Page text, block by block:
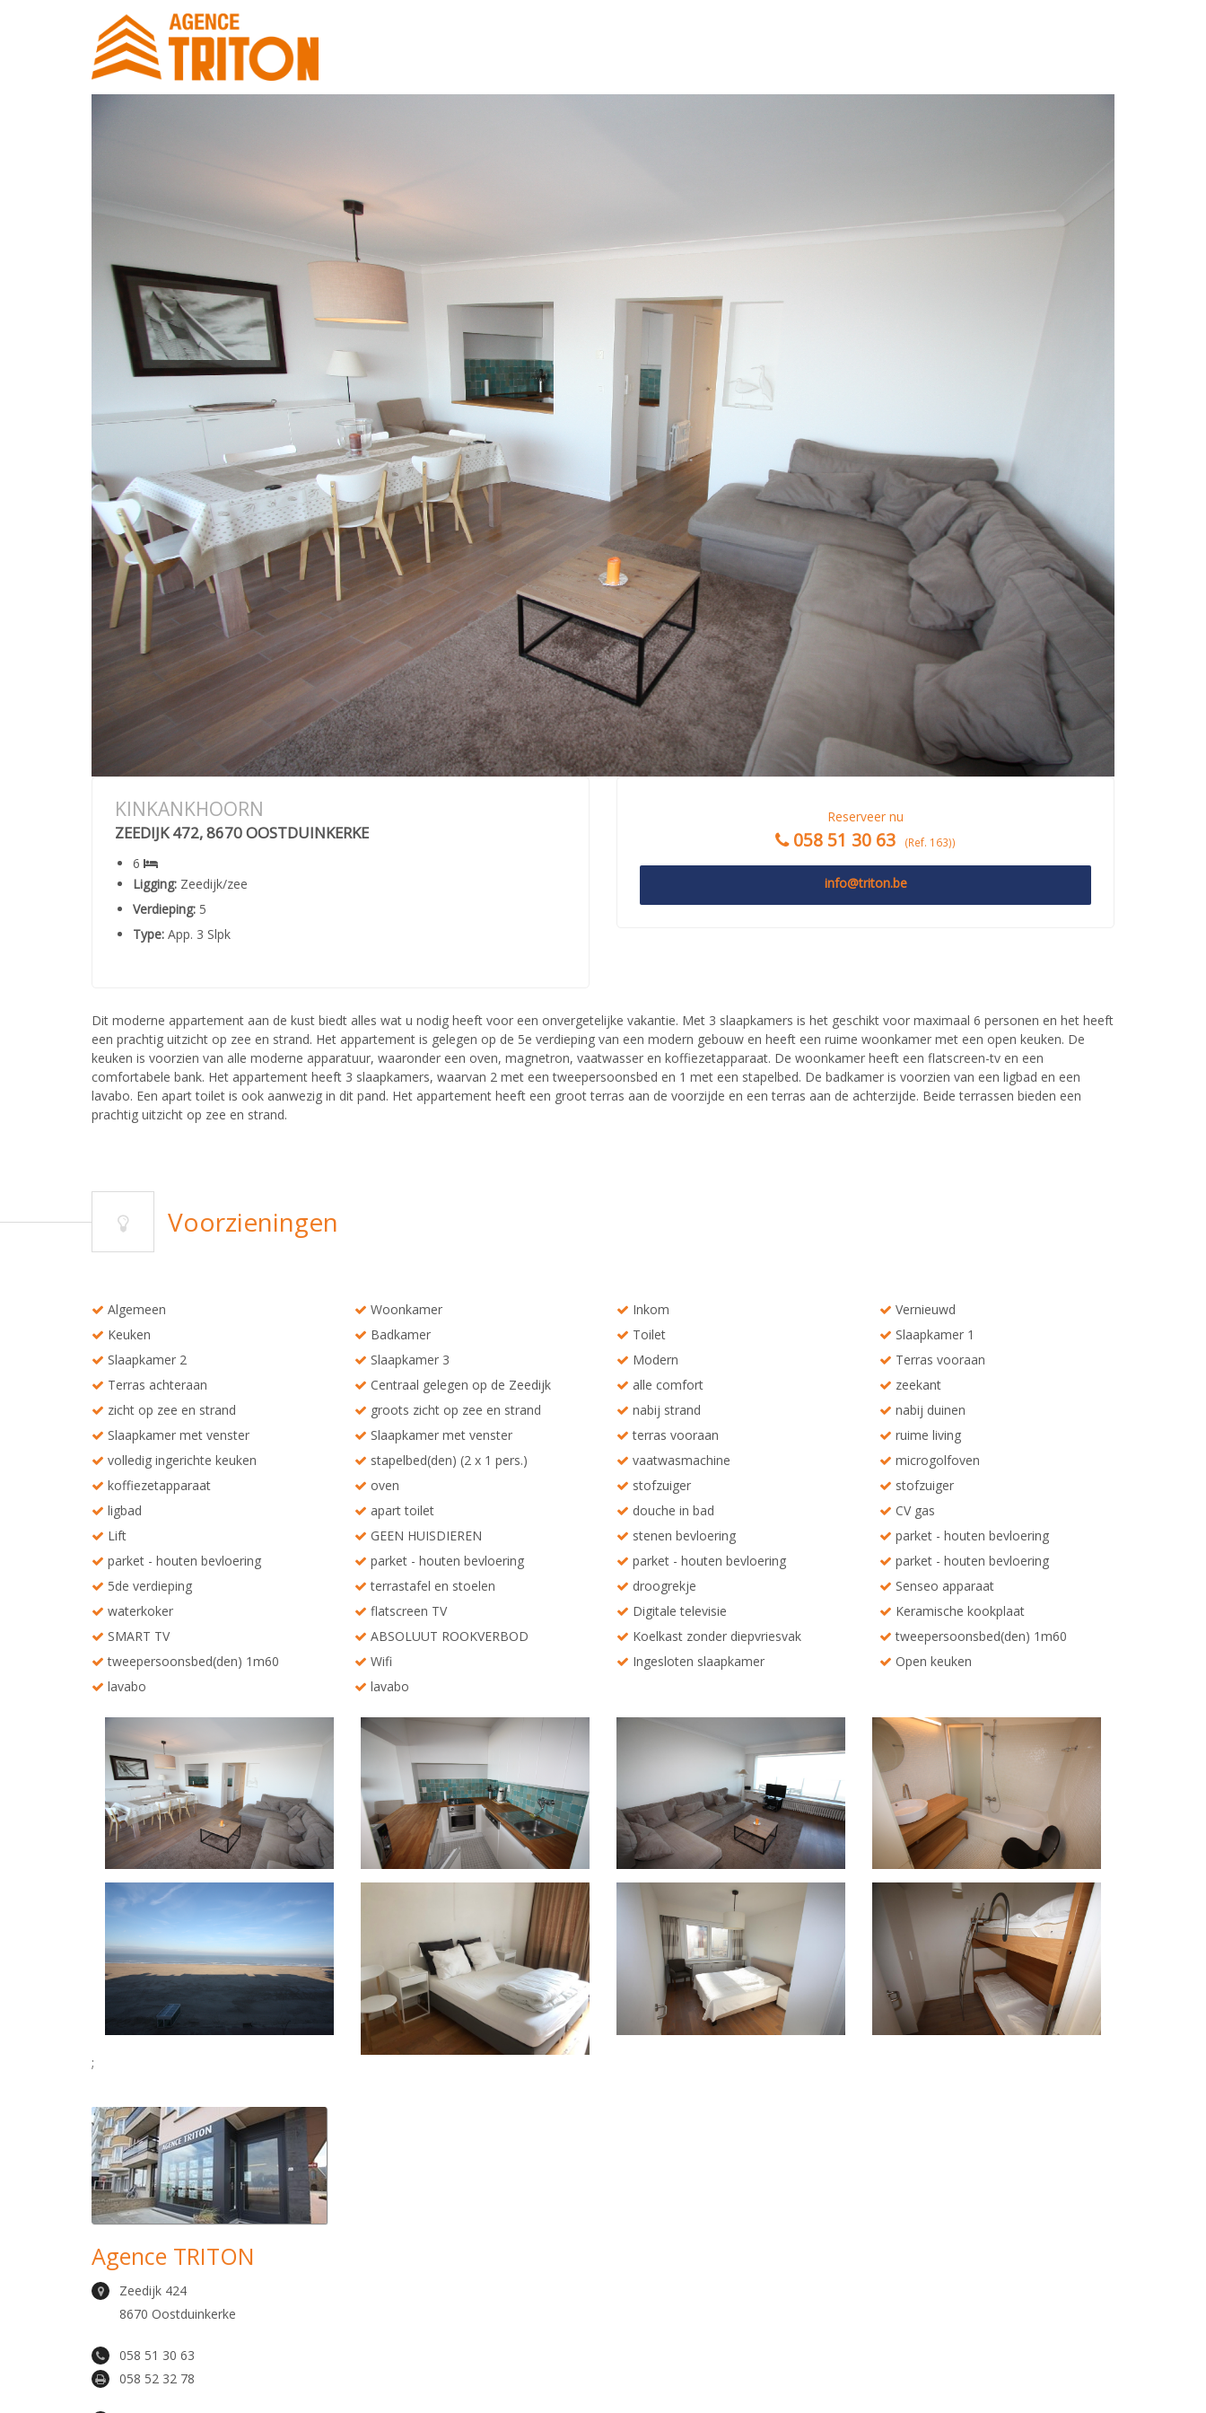
KINKANKHOORN
ZEEDIJK 472, 8670 OOSTDUINKERKE
6
Ligging: Zeedijk/zee
Verdieping: 5
Type: App. 3 Slpk
Reserveer nu
058 51 30 63 (Ref. 163))
info@triton.be
Dit moderne appartement aan de kust biedt alles wat u nodig heeft voor een onvergetelijke vakantie. Met 3 slaapkamers is het geschikt voor maximaal 6 personen en het heeft
een prachtig uitzicht op zee en strand. Het appartement is gelegen op de 5e verdieping van een modern gebouw en heeft een ruime woonkamer met een open keuken. De
keuken is voorzien van alle moderne apparatuur, waaronder een oven, magnetron, vaatwasser en koffiezetapparaat. De woonkamer heeft een flatscreen-tv en een
comfortabele bank. Het appartement heeft 3 slaapkamers, waarvan 2 met een tweepersoonsbed en 1 met een stapelbed. De badkamer is voorzien van een ligbad en een
lavabo. Een apart toilet is ook aanwezig in dit pand. Het appartement heeft een groot terras aan de voorzijde en een terras aan de achterzijde. Beide terrassen bieden een
prachtig uitzicht op zee en strand.
Voorzieningen
Algemeen Woonkamer Inkom
Vernieuwd
Keuken
Badkamer Toilet
Slaapkamer 1
Slaapkamer 2
Slaapkamer 3 Modern
Terras vooraan
Terras achteraan
Centraal gelegen op de Zeedijk alle comfort
zeekant
zicht op zee en strand
groots zicht op zee en strand nabij strand
nabij duinen
Slaapkamer met venster
Slaapkamer met venster terras vooraan
ruime living
volledig ingerichte keuken
stapelbed(den) (2 x 1 pers.) vaatwasmachine
microgolfoven
koffiezetapparaat
oven stofzuiger
stofzuiger
ligbad
apart toilet douche in bad
CV gas
Lift
GEEN HUISDIEREN stenen bevloering
parket - houten bevloering
parket - houten bevloering
parket - houten bevloering parket - houten bevloering
parket - houten bevloering
5de verdieping
terrastafel en stoelen droogrekje
Senseo apparaat
waterkoker
flatscreen TV Digitale televisie
Keramische kookplaat
SMART TV
ABSOLUUT ROOKVERBOD Koelkast zonder diepvriesvak
tweepersoonsbed(den) 1m60
tweepersoonsbed(den) 1m60
Wifi Ingesloten slaapkamer
Open keuken
lavabo
lavabo
;
Agence TRITON
Zeedijk 424
8670 Oostduinkerke
058 51 30 63
058 52 32 78